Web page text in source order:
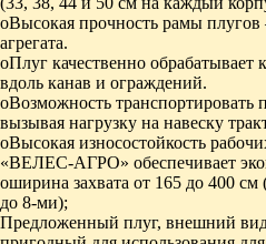
oВысокая прочность рамы
агрегата.
oПлуг качественно обрабатывает
вдоль канав и ограждений.
oВозможность транспортировать
вызывая нагрузку на навеску
oВысокая износостойкость
«ВЕЛЕС-АГРО» обеспечивает
oширина захвата от 165 до 400 см
до 8-ми);
Предложенный плуг, внешний вид